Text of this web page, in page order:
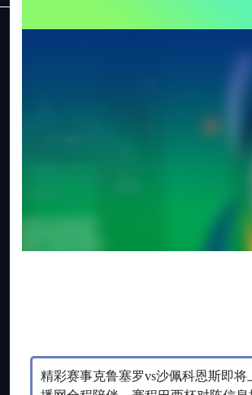
精彩赛事克鲁塞罗vs沙佩科恩斯即将